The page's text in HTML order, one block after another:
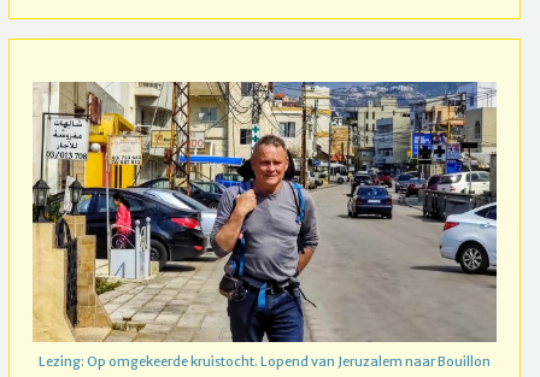
Lezing: Op omgekeerde kruistocht. Lopend van Jeruzalem naar Bouillon